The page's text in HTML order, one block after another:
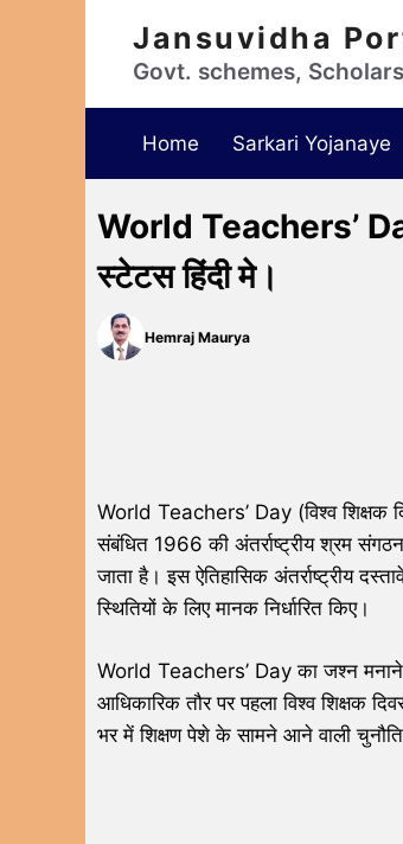
Jansuvidha
Govt. schemes,
Home Sarkari Yojanaye
World Teachers’
स्टेटस हिंदी मे।
Hemraj Maurya
World Teachers’ Day (विश्व शिक्षक
संबंधित 1966 की अंतर्राष्ट्रीय श्रम
जाता है। इस ऐतिहासिक अंतर्राष्ट्रीय
स्थितियों के लिए मानक निर्धारित किए।
World Teachers’ Day का जश्न मनाने
आधिकारिक तौर पर पहला विश्व शिक्षक
भर में शिक्षण पेशे के सामने आने वाली